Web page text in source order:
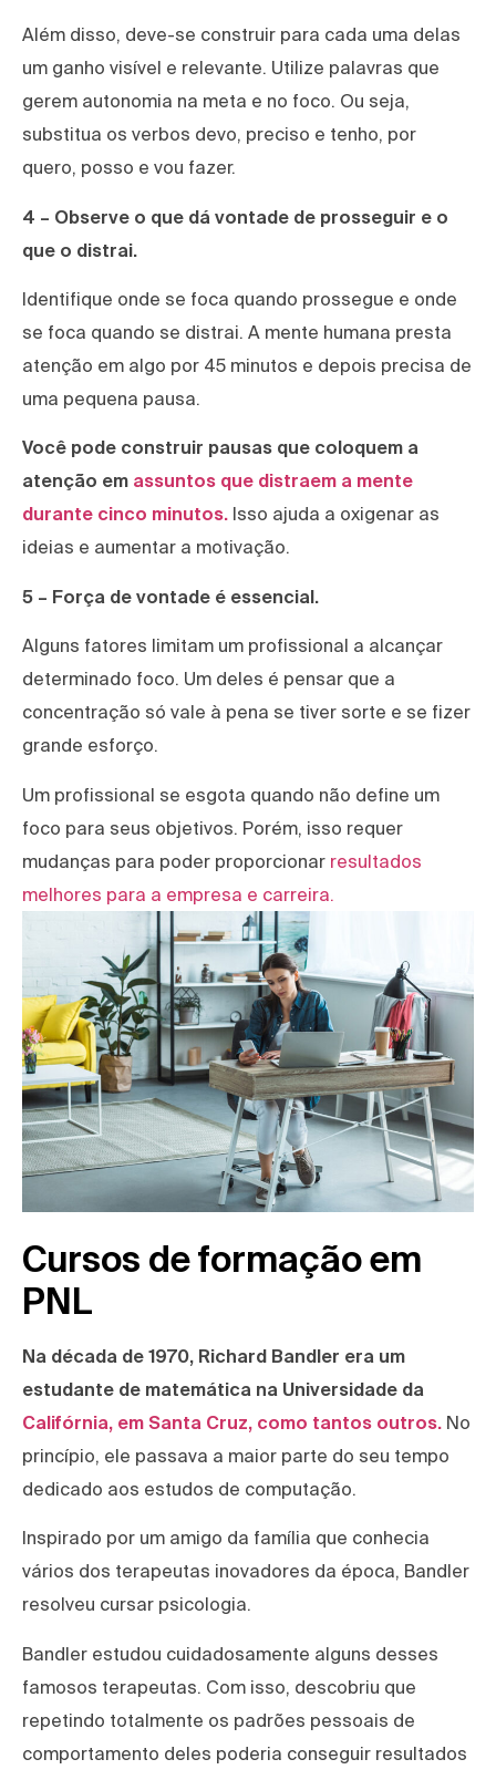
Além disso, deve-se construir para cada uma delas
um ganho visível e relevante. Utilize palavras que
gerem autonomia na meta e no foco. Ou seja,
substitua os verbos devo, preciso e tenho, por
quero, posso e vou fazer.
4 – Observe o que dá vontade de prosseguir e o
que o distrai.
Identifique onde se foca quando prossegue e onde
se foca quando se distrai. A mente humana presta
atenção em algo por 45 minutos e depois precisa de
uma pequena pausa.
Você pode construir pausas que coloquem a
atenção em assuntos que distraem a mente
durante cinco minutos. Isso ajuda a oxigenar as
ideias e aumentar a motivação.
5 – Força de vontade é essencial.
Alguns fatores limitam um profissional a alcançar
determinado foco. Um deles é pensar que a
concentração só vale à pena se tiver sorte e se fizer
grande esforço.
Um profissional se esgota quando não define um
foco para seus objetivos. Porém, isso requer
mudanças para poder proporcionar resultados
melhores para a empresa e carreira.
Cursos de formação em
PNL
Na década de 1970, Richard Bandler era um
estudante de matemática na Universidade da
Califórnia, em Santa Cruz, como tantos outros. No
princípio, ele passava a maior parte do seu tempo
dedicado aos estudos de computação.
Inspirado por um amigo da família que conhecia
vários dos terapeutas inovadores da época, Bandler
resolveu cursar psicologia.
Bandler estudou cuidadosamente alguns desses
famosos terapeutas. Com isso, descobriu que
repetindo totalmente os padrões pessoais de
comportamento deles poderia conseguir resultados